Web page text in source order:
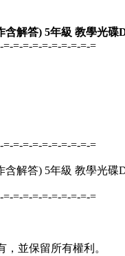
含解答) 5年級 教學光碟
=-=-=-=-=-=-=-=-=
=-=-=-=-=-=-=-=-=
含解答) 5年級 教學光碟
=-=-=-=-=-=-=-=-=
，並保留所有權利。